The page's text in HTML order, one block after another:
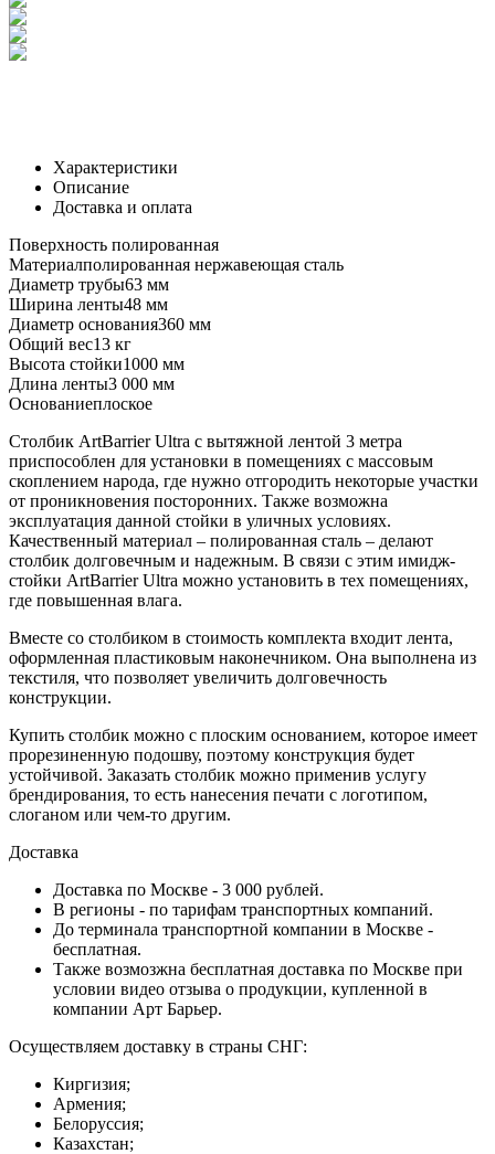
Характеристики
Описание
Доставка и оплата
Поверхность полированная
Материалполированная нержавеющая сталь
Диаметр трубы63 мм
Ширина ленты48 мм
Диаметр основания360 мм
Общий вес13 кг
Высота стойки1000 мм
Длина ленты3 000 мм
Основаниеплоское
Столбик ArtBarrier Ultra с вытяжной лентой 3 метра
приспособлен для установки в помещениях с массовым
скоплением народа, где нужно отгородить некоторые участки
от проникновения посторонних. Также возможна
эксплуатация данной стойки в уличных условиях.
Качественный материал – полированная сталь – делают
столбик долговечным и надежным. В связи с этим имидж-
стойки ArtBarrier Ultra можно установить в тех помещениях,
где повышенная влага.
Вместе со столбиком в стоимость комплекта входит лента,
оформленная пластиковым наконечником. Она выполнена из
текстиля, что позволяет увеличить долговечность
конструкции.
Купить столбик можно с плоским основанием, которое имеет
прорезиненную подошву, поэтому конструкция будет
устойчивой. Заказать столбик можно применив услугу
брендирования, то есть нанесения печати с логотипом,
слоганом или чем-то другим.
Доставка
Доставка по Москве - 3 000 рублей.
В регионы - по тарифам транспортных компаний.
До терминала транспортной компании в Москве -
бесплатная.
Также возмозжна бесплатная доставка по Москве при
условии видео отзыва о продукции, купленной в
компании Арт Барьер.
Осуществляем доставку в страны СНГ:
Киргизия;
Армения;
Белоруссия;
Казахстан;